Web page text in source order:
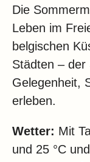
Die
Leben im
belgischen
Städten – der
Gelegenheit,
erleben.
Wetter: Mit
und 25 °C